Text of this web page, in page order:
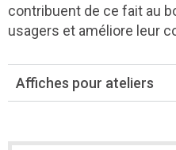
contribuent de ce fait au
usagers et améliore leur
Affiches pour ateliers